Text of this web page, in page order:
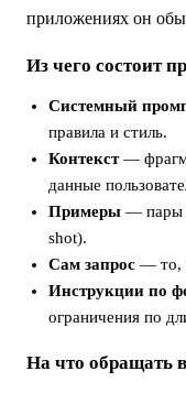
приложениях он
Из чего состоит
Системный
правила и стиль.
Контекст—
данные
Примеры — пары
shot).
Сам запрос — то,
Инструкции по
ограничения по
На что обращать